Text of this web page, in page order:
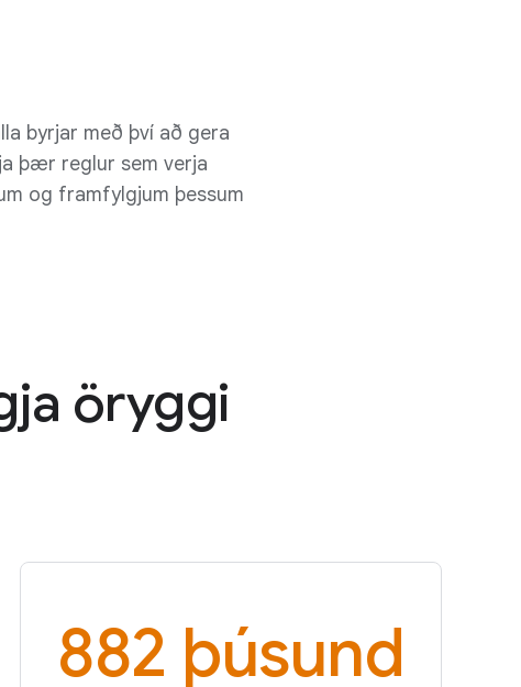
byrjar með því að gera
þær reglur sem verja
og framfylgjum þessum
öryggi
882 þúsund